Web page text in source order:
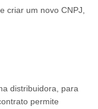
criar um novo CNPJ,
distribuidora, para
permite